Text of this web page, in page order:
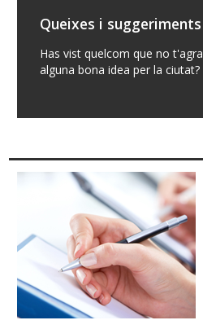
Queixes i suggeriments
Has vist quelcom que no
alguna bona idea per la